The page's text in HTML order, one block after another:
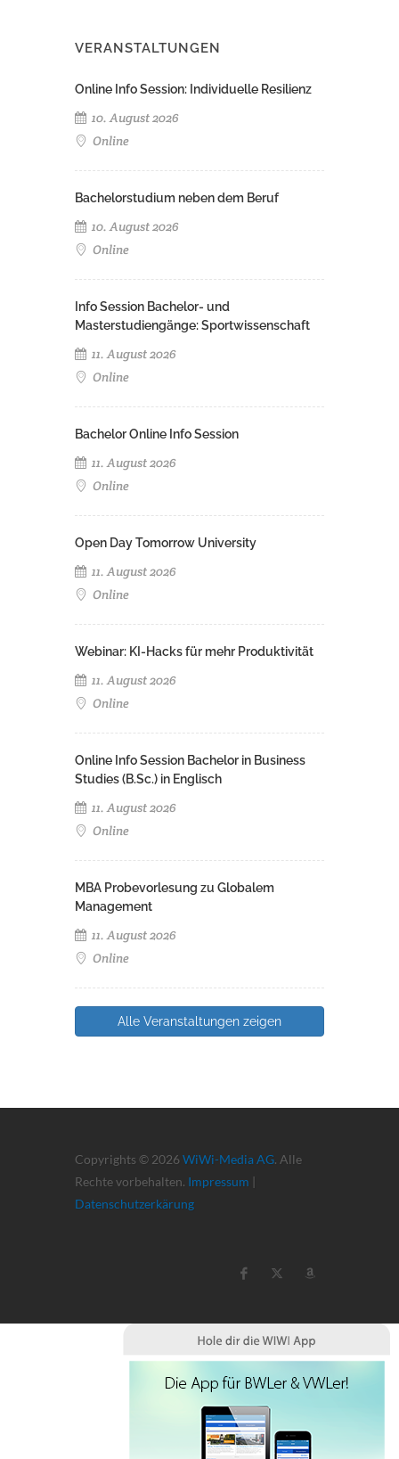
VERANSTALTUNGEN
Online Info Session: Individuelle Resilienz
10. August 2026
Online
Bachelorstudium neben dem Beruf
10. August 2026
Online
Info Session Bachelor- und
Masterstudiengänge: Sportwissenschaft
11. August 2026
Online
Bachelor Online Info Session
11. August 2026
Online
Open Day Tomorrow University
11. August 2026
Online
Webinar: KI-Hacks für mehr Produktivität
11. August 2026
Online
Online Info Session Bachelor in Business
Studies (B.Sc.) in Englisch
11. August 2026
Online
MBA Probevorlesung zu Globalem
Management
11. August 2026
Online
Alle Veranstaltungen zeigen
Copyrights © 2026 WiWi-Media AG. Alle
Rechte vorbehalten. Impressum |
Datenschutzerkärung